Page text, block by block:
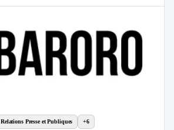
Relations Presse et Publiques +6